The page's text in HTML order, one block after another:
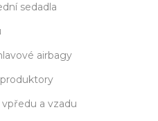
sedadla
airbagy
a vzadu